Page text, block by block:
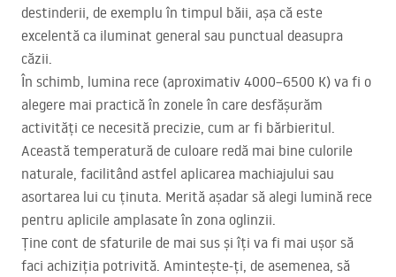
destinderii, de exemplu în timpul băii, așa că este
excelentă ca iluminat general sau punctual deasupra
căzii.
În schimb, lumina rece (aproximativ 4000–6500 K) va fi o
alegere mai practică în zonele în care desfășurăm
activități ce necesită precizie, cum ar fi bărbieritul.
Această temperatură de culoare redă mai bine culorile
naturale, facilitând astfel aplicarea machiajului sau
asortarea lui cu ținuta. Merită așadar să alegi lumină rece
pentru aplicile amplasate în zona oglinzii.
Ține cont de sfaturile de mai sus și îți va fi mai ușor să
faci achiziția potrivită. Amintește-ți, de asemenea, să